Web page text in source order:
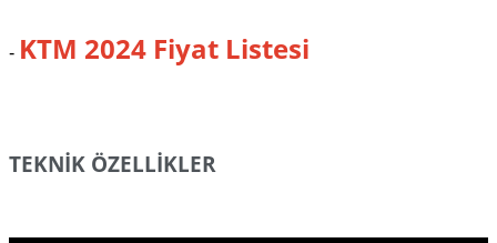
- KTM 2024 Fiyat Listesi
TEKNİK ÖZELLİKLER